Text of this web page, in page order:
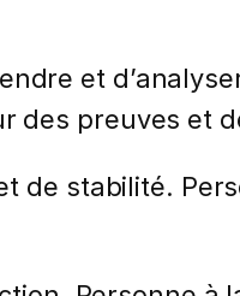
et
des preuves et
de stabilité.